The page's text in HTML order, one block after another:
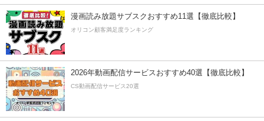
漫画読み放題サブスクおすすめ11選【徹底比較】
オリコン顧客満足度ランキング
2026年動画配信サービスおすすめ40選【徹底比較】
CS動画配信サービス20選